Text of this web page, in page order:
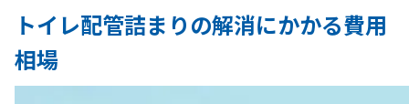
トイレ配管詰まりの解消にかかる費用
相場